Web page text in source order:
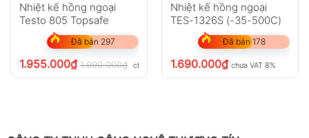
Nhiệt kế hồng ngoại
Testo 805 Topsafe
Đã bán 297
1.955.000₫ 1.990.000₫ chưa VAT 8%
Nhiệt kế hồng ngoại
TES-1326S (-35-500C)
Đã bán 178
1.690.000₫ chưa VAT 8%